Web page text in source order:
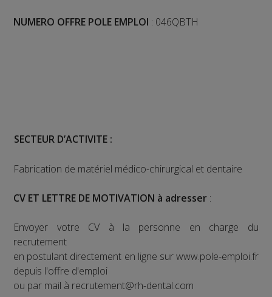
NUMERO OFFRE POLE EMPLOI : 046QBTH
SECTEUR D’ACTIVITE :
Fabrication de matériel médico-chirurgical et dentaire
CV ET LETTRE DE MOTIVATION à adresser :
Envoyer votre CV à la personne en charge du
recrutement
en postulant directement en ligne sur www.pole-emploi.fr
depuis l'offre d'emploi
ou par mail à recrutement@rh-dental.com